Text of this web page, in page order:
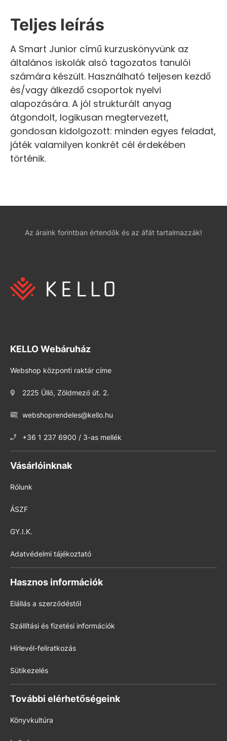
Teljes leírás
A Smart Junior című kurzuskönyvünk az
általános iskolák alsó tagozatos tanulói
számára készült. Használható teljesen kezdő
és/vagy álkezdő csoportok nyelvi
alapozására. A jól strukturált anyag
átgondolt, logikusan megtervezett,
gondosan kidolgozott: minden egyes feladat,
játék valamilyen konkrét cél érdekében
történik.
Az áraink forintban értendők és az áfát tartalmazzák!
KELLO Webáruház
Webshop központi raktár címe
2225 Üllő, Zöldmező út. 2.
webshoprendeles@kello.hu
+36 1 237 6900 / 3-as mellék
Vásárlóinknak
Rólunk
ÁSZF
GY.I.K.
Adatvédelmi tájékoztató
Hasznos információk
Elállás a szerződéstől
Szállítási és fizetési információk
Hírlevél-feliratkozás
Sütikezelés
További elérhetőségeink
Könyvkultúra